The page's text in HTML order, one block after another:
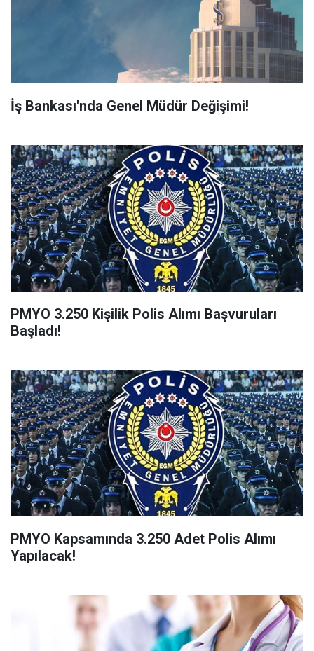
İş Bankası'nda Genel Müdür Değişimi!
PMYO 3.250 Kişilik Polis Alımı Başvuruları
Başladı!
PMYO Kapsamında 3.250 Adet Polis Alımı
Yapılacak!